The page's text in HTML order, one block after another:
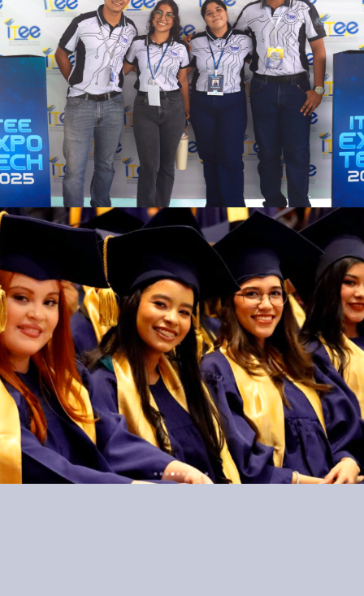
Ver más
Ver más